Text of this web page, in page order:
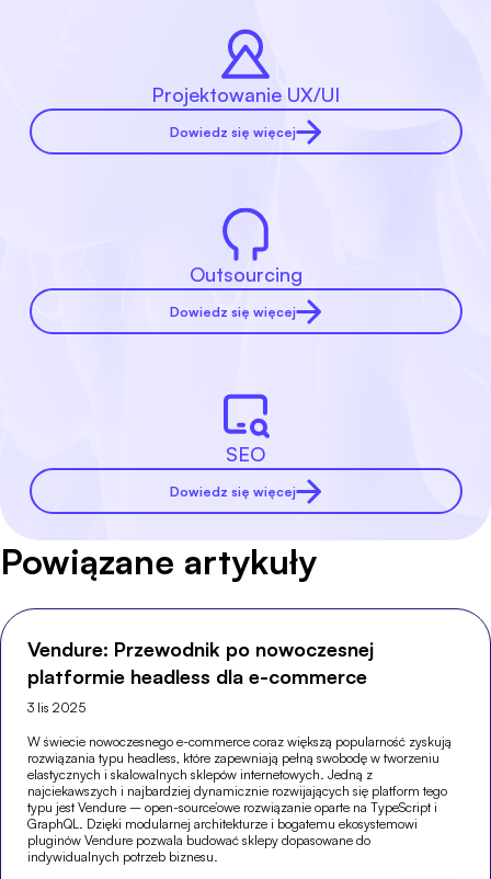
Projektowanie UX/UI
Dowiedz się więcej
Outsourcing
Dowiedz się więcej
SEO
Dowiedz się więcej
Powiązane artykuły
Vendure: Przewodnik po nowoczesnej
platformie headless dla e-commerce
3 lis 2025
W świecie nowoczesnego e-commerce coraz większą popularność zyskują
rozwiązania typu headless, które zapewniają pełną swobodę w tworzeniu
elastycznych i skalowalnych sklepów internetowych. Jedną z
najciekawszych i najbardziej dynamicznie rozwijających się platform tego
typu jest Vendure – open-source’owe rozwiązanie oparte na TypeScript i
GraphQL. Dzięki modularnej architekturze i bogatemu ekosystemowi
pluginów Vendure pozwala budować sklepy dopasowane do
indywidualnych potrzeb biznesu.